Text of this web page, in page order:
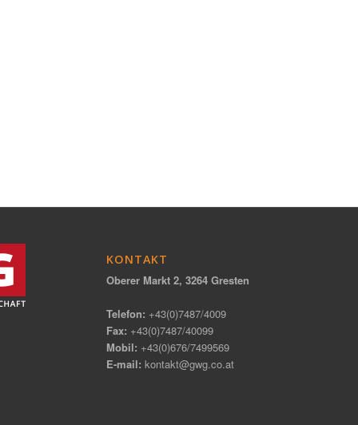
KONTAKT
Oberer Markt 2, 3264 Gresten
Telefon: +43(0)7487/4009
Fax: +43(0)7487/40099
Mobil: +43(0)676/7499569
E-mail: kontakt@gwg.co.at